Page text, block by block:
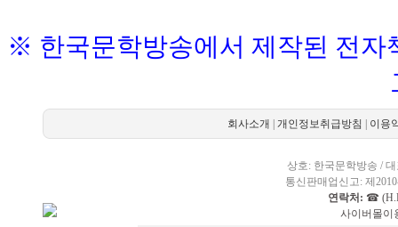
※ 한국문학방송에서 제작된 전자
회사소개 개인정보취급방침 이용
상호: 한국문학방송 /
통신판매업신고: 제
연락처: ☎
사이버몰이